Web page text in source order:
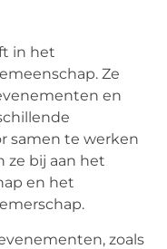
in het
Ze
en
samen te werken
ze bij aan het
en het
zoals